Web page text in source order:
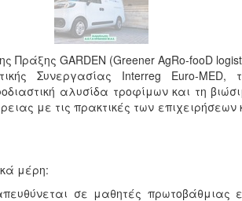
Πράξης GARDEN (Greener AgRo-fooD
Συνεργασίας Interreg Euro-MED,
αλυσίδα τροφίμων και τη
με τις πρακτικές των επιχειρήσεων
μέρη:
σε μαθητές πρωτοβάθμιας